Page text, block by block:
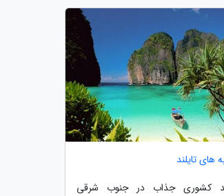
های تایلند
کشوری جذاب در جنوب شرقی